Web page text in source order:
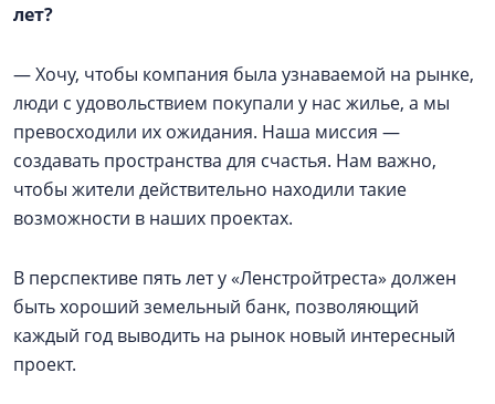
лет?
— Хочу, чтобы компания была узнаваемой на рынке,
люди с удовольствием покупали у нас жилье, а мы
превосходили их ожидания. Наша миссия —
создавать пространства для счастья. Нам важно,
чтобы жители действительно находили такие
возможности в наших проектах.
В перспективе пять лет у «Ленстройтреста» должен
быть хороший земельный банк, позволяющий
каждый год выводить на рынок новый интересный
проект.